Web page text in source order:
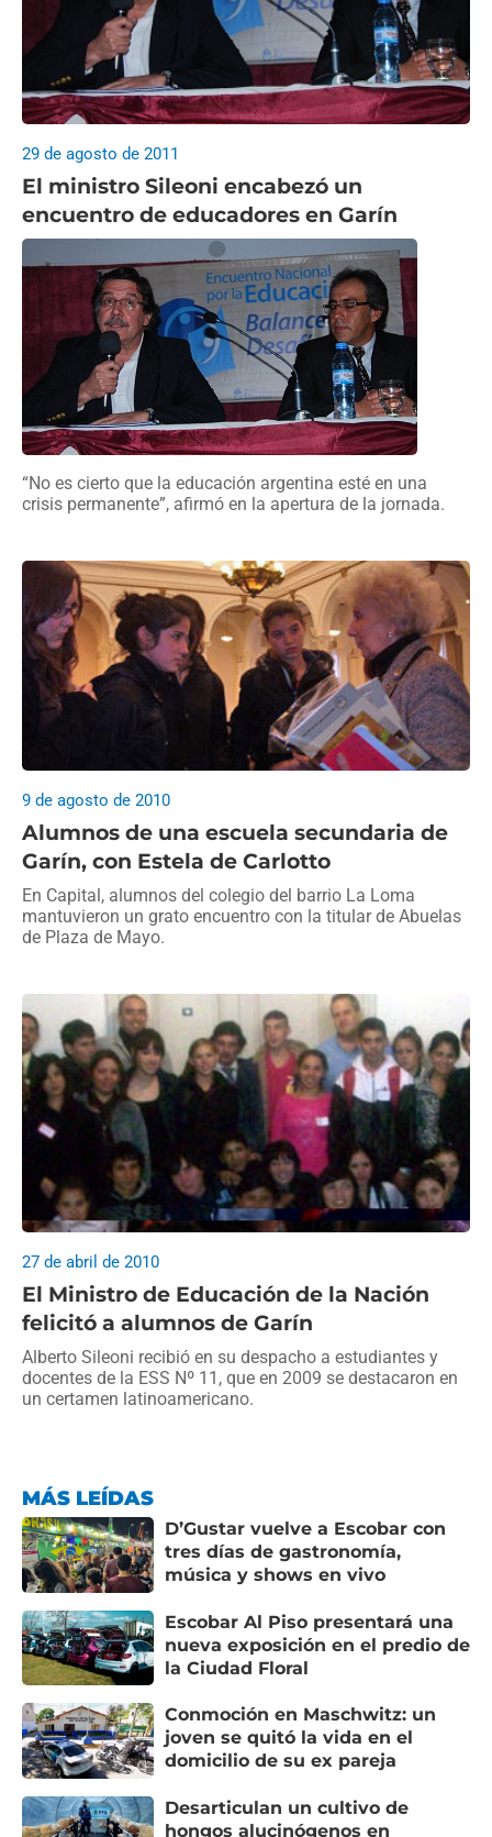
El ministro Sileoni encabezó un
encuentro de educadores en Garín
29 de agosto de 2011
“No es cierto que la educación argentina esté en una
crisis permanente”, afirmó en la apertura de la jornada.
Alumnos de una escuela secundaria de
Garín, con Estela de Carlotto
9 de agosto de 2010
En Capital, alumnos del colegio del barrio La Loma
mantuvieron un grato encuentro con la titular de Abuelas
de Plaza de Mayo.
El Ministro de Educación de la Nación
felicitó a alumnos de Garín
27 de abril de 2010
Alberto Sileoni recibió en su despacho a estudiantes y
docentes de la ESS Nº 11, que en 2009 se destacaron en
un certamen latinoamericano.
MÁS LEÍDAS
D’Gustar vuelve a Escobar con
tres días de gastronomía,
música y shows en vivo
Escobar Al Piso presentará una
nueva exposición en el predio de
la Ciudad Floral
Conmoción en Maschwitz: un
joven se quitó la vida en el
domicilio de su ex pareja
Desarticulan un cultivo de
hongos alucinógenos en